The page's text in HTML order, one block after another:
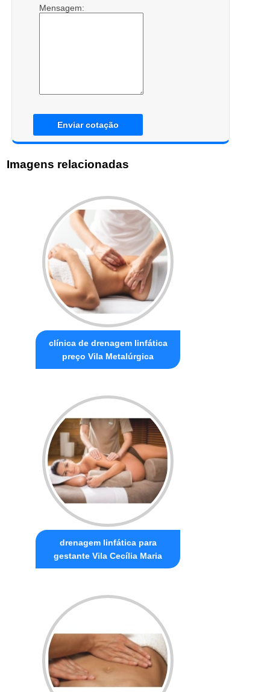
Mensagem:
Enviar cotação
Imagens relacionadas
clínica de drenagem linfática
preço Vila Metalúrgica
drenagem linfática para
gestante Vila Cecília Maria